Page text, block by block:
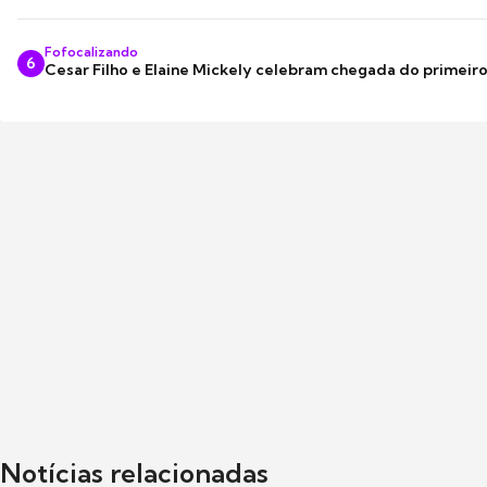
6
Fofocalizando
Cesar Filho e Elaine Mickely celebram chegada do
Notícias relacionadas